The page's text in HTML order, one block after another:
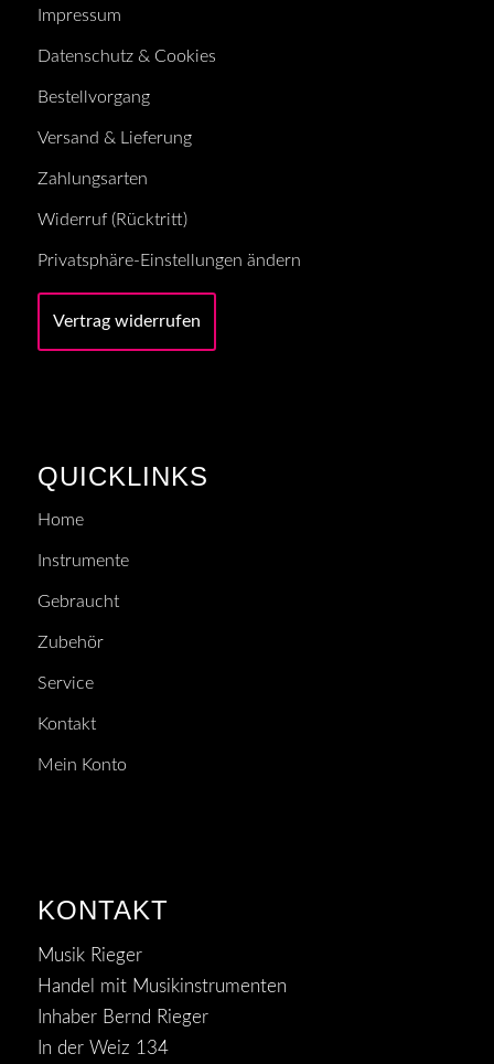
Impressum
Datenschutz & Cookies
Bestellvorgang
Versand & Lieferung
Zahlungsarten
Widerruf (Rücktritt)
Privatsphäre-Einstellungen ändern
Vertrag widerrufen
QUICKLINKS
Home
Instrumente
Gebraucht
Zubehör
Service
Kontakt
Mein Konto
KONTAKT
Musik Rieger
Handel mit Musikinstrumenten
Inhaber Bernd Rieger
In der Weiz 134